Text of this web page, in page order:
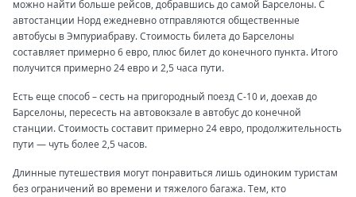
можно найти больше рейсов, добравшись до самой Барселоны. С
автостанции Норд ежедневно отправляются общественные
автобусы в Эмпуриабраву. Стоимость билета до Барселоны
составляет примерно 6 евро, плюс билет до конечного пункта. Итого
получится примерно 24 евро и 2,5 часа пути.
Есть еще способ – сесть на пригородный поезд С-10 и, доехав до
Барселоны, пересесть на автовокзале в автобус до конечной
станции. Стоимость составит примерно 24 евро, продолжительность
пути — чуть более 2,5 часов.
Длинные путешествия могут понравиться лишь одиноким туристам
без ограничений во времени и тяжелого багажа. Тем, кто